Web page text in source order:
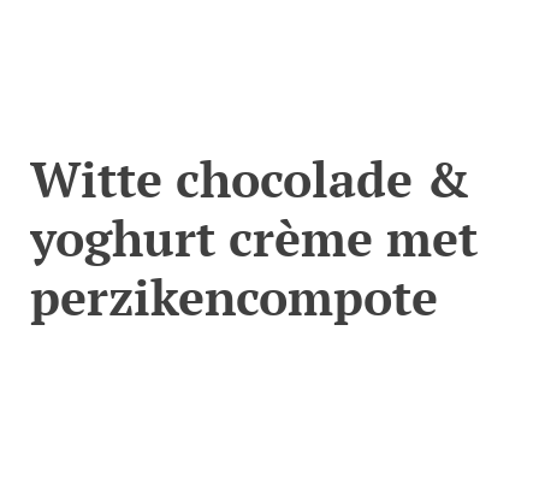
Witte chocolade &
yoghurt crème met
perzikencompote